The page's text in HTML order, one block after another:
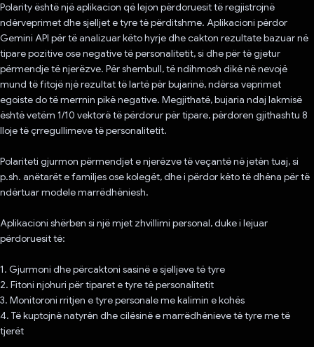
Polarity është një aplikacion që lejon përdoruesit të regjistrojnë
ndërveprimet dhe sjelljet e tyre të përditshme. Aplikacioni përdor
Gemini API për të analizuar këto hyrje dhe cakton rezultate bazuar në
tipare pozitive ose negative të personalitetit, si dhe për të gjetur
përmendje të njerëzve. Për shembull, të ndihmosh dikë në nevojë
mund të fitojë një rezultat të lartë për bujarinë, ndërsa veprimet
egoiste do të merrnin pikë negative. Megjithatë, bujaria ndaj lakmisë
është vetëm 1/10 vektorë të përdorur për tipare, përdoren gjithashtu 8
lloje të çrregullimeve të personalitetit.
Polariteti gjurmon përmendjet e njerëzve të veçantë në jetën tuaj, si
p.sh. anëtarët e familjes ose kolegët, dhe i përdor këto të dhëna për të
ndërtuar modele marrëdhëniesh.
Aplikacioni shërben si një mjet zhvillimi personal, duke i lejuar
përdoruesit të:
1. Gjurmoni dhe përcaktoni sasinë e sjelljeve të tyre
2. Fitoni njohuri për tiparet e tyre të personalitetit
3. Monitoroni rritjen e tyre personale me kalimin e kohës
4. Të kuptojnë natyrën dhe cilësinë e marrëdhënieve të tyre me të
tjerët